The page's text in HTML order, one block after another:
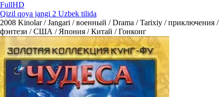
FullHD
Qizil qoya jangi 2 Uzbek tilida
2008 Kinolar / Jangari / военный / Drama / Tarixiy / приключения /
фэнтези / США / Япония / Китай / Гонконг